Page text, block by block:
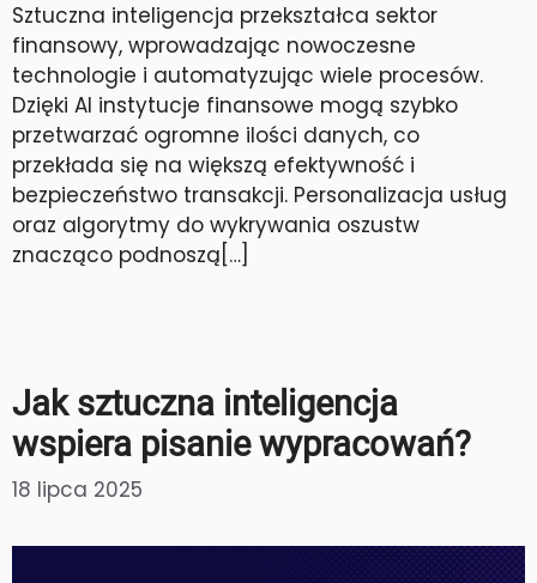
Sztuczna inteligencja przekształca sektor
finansowy, wprowadzając nowoczesne
technologie i automatyzując wiele procesów.
Dzięki AI instytucje finansowe mogą szybko
przetwarzać ogromne ilości danych, co
przekłada się na większą efektywność i
bezpieczeństwo transakcji. Personalizacja usług
oraz algorytmy do wykrywania oszustw
znacząco podnoszą[…]
Jak sztuczna inteligencja
wspiera pisanie wypracowań?
18 lipca 2025